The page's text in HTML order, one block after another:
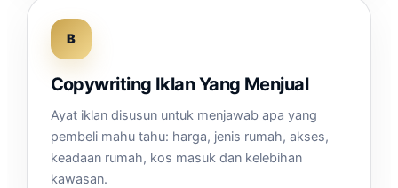
B
Copywriting Iklan Yang Menjual
Ayat iklan disusun untuk menjawab apa yang
pembeli mahu tahu: harga, jenis rumah, akses,
keadaan rumah, kos masuk dan kelebihan
kawasan.